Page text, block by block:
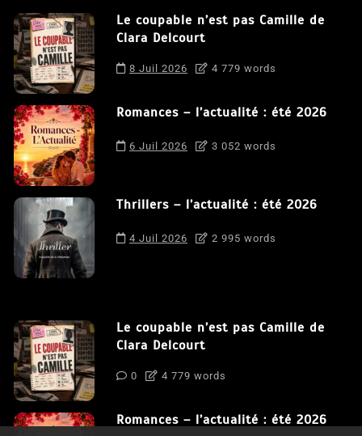
Le coupable n’est pas Camille de
Clara Delcourt
8 Juil 2026 4 779 words
Romances – l’actualité : été 2026
6 Juil 2026 3 052 words
Thrillers – l’actualité : été 2026
4 Juil 2026 2 995 words
Le coupable n’est pas Camille de
Clara Delcourt
0 4 779 words
Romances – l’actualité : été 2026